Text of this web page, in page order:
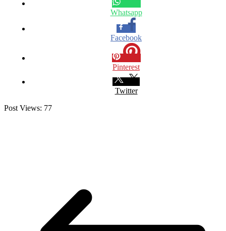
Whatsapp
Facebook
Pinterest
Twitter
Post Views: 77